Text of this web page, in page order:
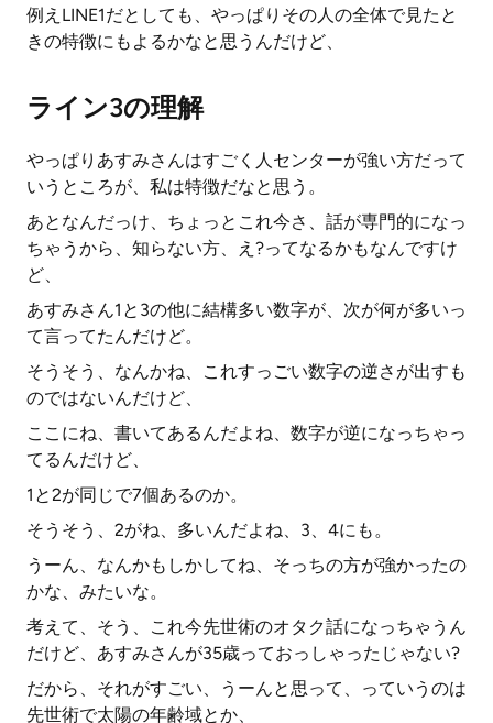
例えLINE1だとしても、やっぱりその人の全体で見たと
きの特徴にもよるかなと思うんだけど、
ライン3の理解
やっぱりあすみさんはすごく人センターが強い方だって
いうところが、私は特徴だなと思う。
あとなんだっけ、ちょっとこれ今さ、話が専門的になっ
ちゃうから、知らない方、え?ってなるかもなんですけ
ど、
あすみさん1と3の他に結構多い数字が、次が何が多いっ
て言ってたんだけど。
そうそう、なんかね、これすっごい数字の逆さが出すも
のではないんだけど、
ここにね、書いてあるんだよね、数字が逆になっちゃっ
てるんだけど、
1と2が同じで7個あるのか。
そうそう、2がね、多いんだよね、3、4にも。
うーん、なんかもしかしてね、そっちの方が強かったの
かな、みたいな。
考えて、そう、これ今先世術のオタク話になっちゃうん
だけど、あすみさんが35歳っておっしゃったじゃない?
だから、それがすごい、うーんと思って、っていうのは
先世術で太陽の年齢域とか、